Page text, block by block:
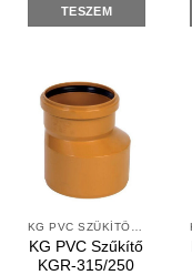
TESZEM
KG PVC Szűkítő
KGR-315/250